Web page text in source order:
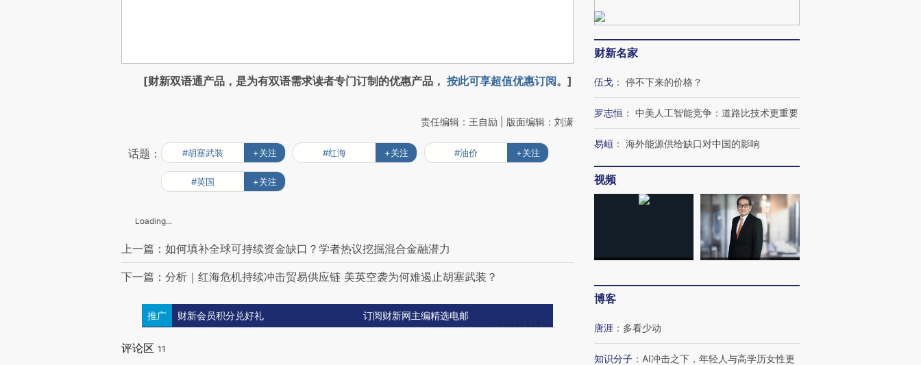
[财新双语通产品，是为有双语需求读者专门订制的优惠产品， 按此可享超值优惠订阅。]
责任编辑：王自励 | 版面编辑：刘潇
话题： #胡塞武装 +关注 #红海 +关注 #油价 +关注
#英国 +关注
Loading...
上一篇：如何填补全球可持续资金缺口？学者热议挖掘混合金融潜力
下一篇：分析｜红海危机持续冲击贸易供应链 美英空袭为何难遏止胡塞武装？
推广 财新会员积分兑好礼 订阅财新网主编精选电邮
评论区 11
财新名家
伍戈 ： 停不下来的价格？
罗志恒 ： 中美人工智能竞争：道路比技术更重要
易峘 ： 海外能源供给缺口对中国的影响
视频
博客
唐涯 ： 多看少动
知识分子 ： AI冲击之下，年轻人与高学历女性更